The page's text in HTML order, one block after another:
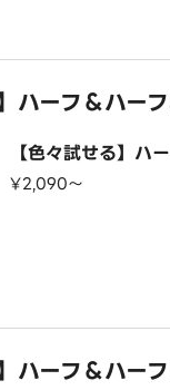
ハーフ＆ハー
【色々試せる】ハ
¥2,090〜
ハーフ＆ハー